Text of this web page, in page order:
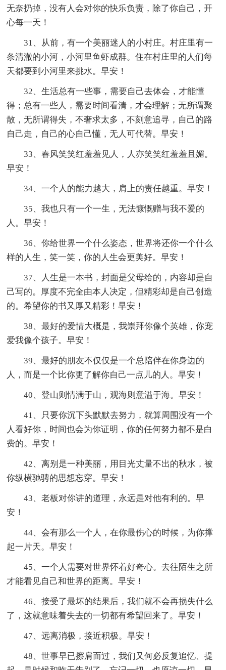
无奈扔掉，没有人会对你的快乐负责，除了你自己，开
心每一天！
31、从前，有一个美丽迷人的小村庄。村庄里有一
条清澈的小河，小河里鱼虾成群。住在村庄里的人们每
天都要到小河里来挑水。早安！
32、生活总有一些事，需要自己去体会，才能懂
得；总有一些人，需要时间看清，才会理解；无所谓聚
散，无所谓得失，不奢求太多，不刻意追寻，自己的路
自己走，自己的心自己懂，无人可代替。早安！
33、春风笑笑红羞羞见人，人亦笑笑红羞羞且媚。
早安！
34、一个人的能力越大，肩上的责任越重。早安！
35、我也只有一个一生，无法慷慨赠与我不爱的
人。早安！
36、你给世界一个什么姿态，世界将还你一个什么
样的人生，笑一笑，你的人生会更美好。早安！
37、人生是一本书，封面是父母给的，内容却是自
己写的。厚度不完全由本人决定，但精彩却是自己创造
的。希望你的书又厚又精彩！早安！
38、最好的爱情大概是，我崇拜你像个英雄，你宠
爱我像个孩子。早安！
39、最好的朋友不仅仅是一个总陪伴在你身边的
人，而是一个比你更了解你自己一点儿的人。早安！
40、登山则情满于山，观海则意溢于海。早安！
41、只要你沉下头默默去努力，就算周围没有一个
人看好你，时间也会为你证明，你的任何努力都不是白
费的。早安！
42、离别是一种美丽，用目光丈量不出的秋水，被
你纵横驰骋的思想忘穿。早安！
43、老板对你讲的道理，永远是对他有利的。早
安！
44、会有那么一个人，在你最伤心的时候，为你撑
起一片天。早安！
45、一个人需要对世界怀着好奇心。去往陌生之所
才能看见自己和世界的距离。早安！
46、接受了最坏的结果后，我们就不会再损失什么
了，这就意味着失去的一切都有希望回来了。早安！
47、远离消极，接近积极。早安！
48、世事早已擦肩而过，我们又何必反复追忆、提